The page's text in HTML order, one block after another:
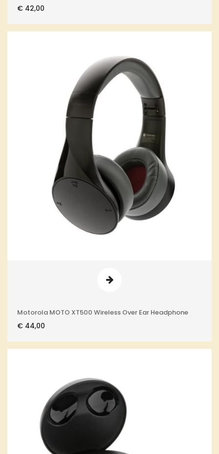
€ 42,00
Motorola MOTO XT500 Wireless Over Ear Headphone
€ 44,00